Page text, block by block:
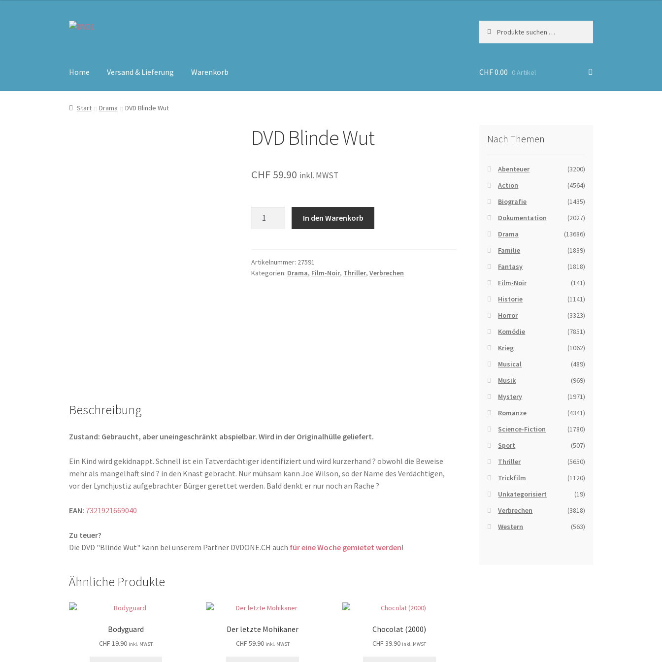
Zur
Zum
nach:
Home Versand & Lieferung Warenkorb CHF0.00 0 Artikel
Start Drama DVD Blinde Wut
DVD Blinde Wut
CHF 59.90 inkl. MWST
In den Warenkorb
Artikelnummer: 27591
Kategorien: Drama, Film-Noir, Thriller,Verbrechen
Beschreibung
Zustand: Gebraucht, aber uneingeschränkt abspielbar. Wird in der Originalhülle geliefert.
Ein Kind wird gekidnappt. Schnell ist ein Tatverdächtiger identifiziert und wird kurzerhand ? obwohl die Beweise
mehr als mangelhaft sind ? in den Knast gebracht. Nur mühsam kann Joe Wilson, so der Name des Verdächtigen,
vor der Lynchjustiz aufgebrachter Bürger gerettet werden. Bald denkt er nur noch an Rache ?
EAN: 7321921669040
Zu teuer?
Die DVD "Blinde Wut" kann bei unserem Partner DVDONE.CH auch für eine Woche gemietet werden!
Ähnliche Produkte
Bodyguard
CHF 19.90 inkl. MWST
Der letzte Mohikaner
CHF 59.90 inkl. MWST
Chocolat (2000)
CHF 39.90 inkl. MWST
Nach Themen
Abenteuer
(3200)
Action
(4564)
Biografie
(1435)
Dokumentation
(2027)
Drama
(13686)
Familie
(1839)
Fantasy
(1818)
Film-Noir
(141)
Historie
(1141)
Horror
(3323)
Komödie
(7851)
Krieg
(1062)
Musical
(489)
Musik
(969)
Mystery
(1971)
Romanze
(4341)
Science-Fiction
(1780)
Sport
(507)
Thriller
(5650)
Trickfilm
(1120)
Unkategorisiert
(19)
Verbrechen
(3818)
Western
(563)